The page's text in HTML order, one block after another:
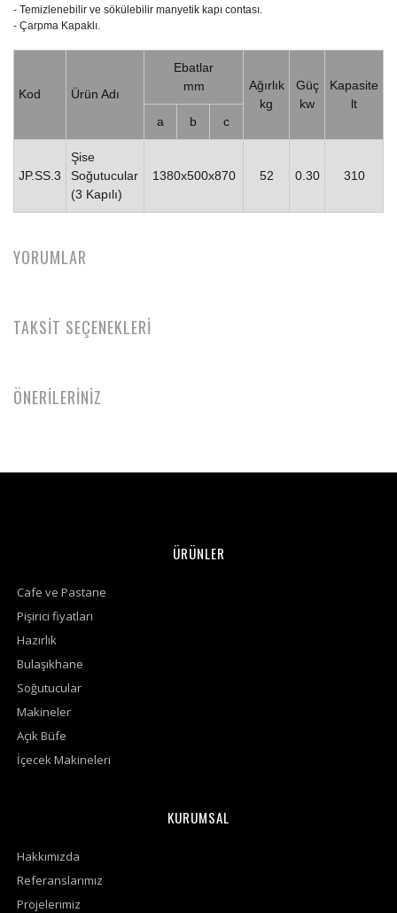
- Temizlenebilir ve sökülebilir manyetik kapı contası.
- Çarpma Kapaklı.
Kod Ürün Adı
Ebatlar
mm
Ağırlık
kg
Güç
kw
Kapasite
lt
a
b c
JP.SS.3
Şise
Soğutucular
(3 Kapılı)
1380x500x870 52 0.30 310
YORUMLAR
TAKSİT SEÇENEKLERİ
ÖNERİLERİNİZ
ÜRÜNLER
Cafe ve Pastane
Pişirici fiyatları
Hazırlık
Bulaşıkhane
Soğutucular
Makineler
Açık Büfe
İçecek Makineleri
KURUMSAL
Hakkımızda
Referanslarımız
Projelerimiz